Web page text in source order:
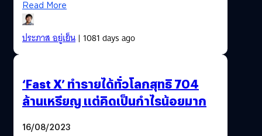
Read More
ประภาส อยู่เย็น| 1081 days ago
‘Fast X’ ทำรายได้ทั่วโลกสุทธิ 704
ล้านเหรียญ แต่คิดเป็นกำไรน้อยมาก
16/08/2023